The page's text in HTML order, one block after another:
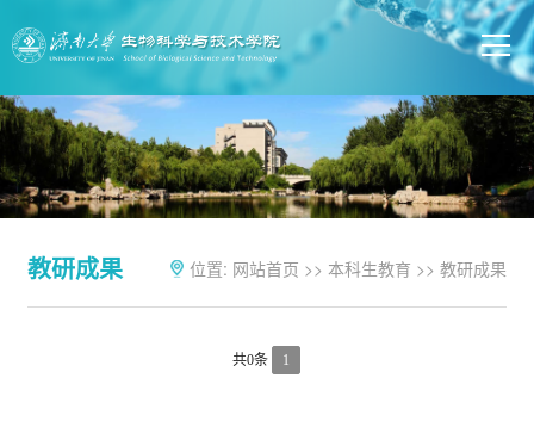
教研成果 位置: 网站首页 >> 本科生教育 >> 教研成果
共0条 1